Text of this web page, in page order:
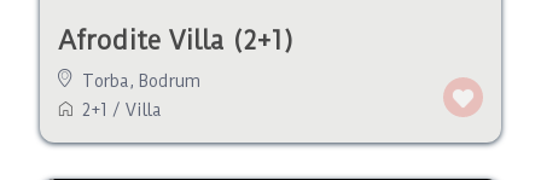
Afrodite Villa (2+1)
Torba, Bodrum
2+1 / Villa